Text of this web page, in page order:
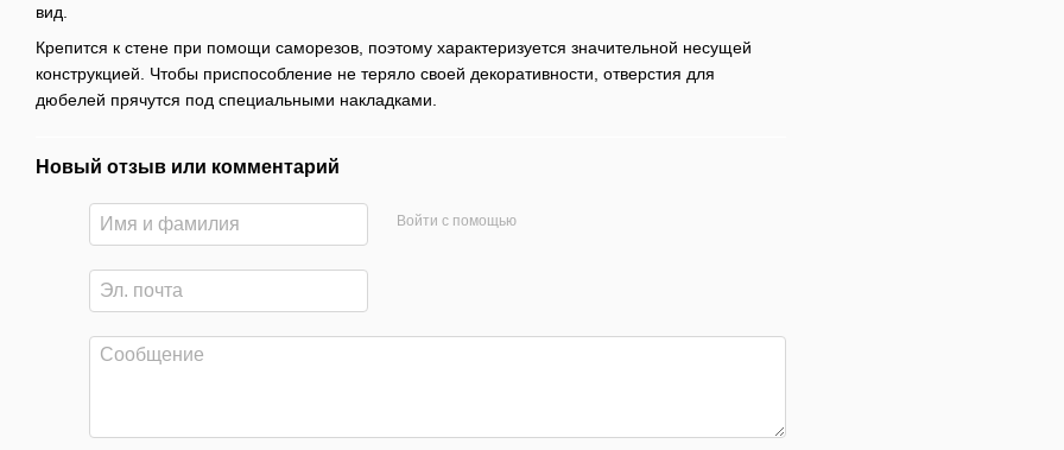
вид.
Крепится к стене при помощи саморезов, поэтому характеризуется значительной несущей
конструкцией. Чтобы приспособление не теряло своей декоративности, отверстия для
дюбелей прячутся под специальными накладками.
Новый отзыв или комментарий
Войти с помощью